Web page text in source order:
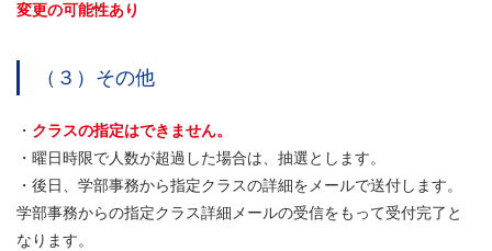
変更の可能性あり
（３）その他
・ クラスの指定はできません。
・曜日時限で人数が超過した場合は、抽選とします。
・後日、学部事務から指定クラスの詳細をメールで送付します。
学部事務からの指定クラス詳細メールの受信をもって受付完了と
なります。